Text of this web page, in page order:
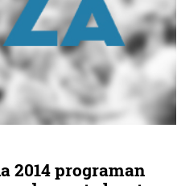
2014 programan